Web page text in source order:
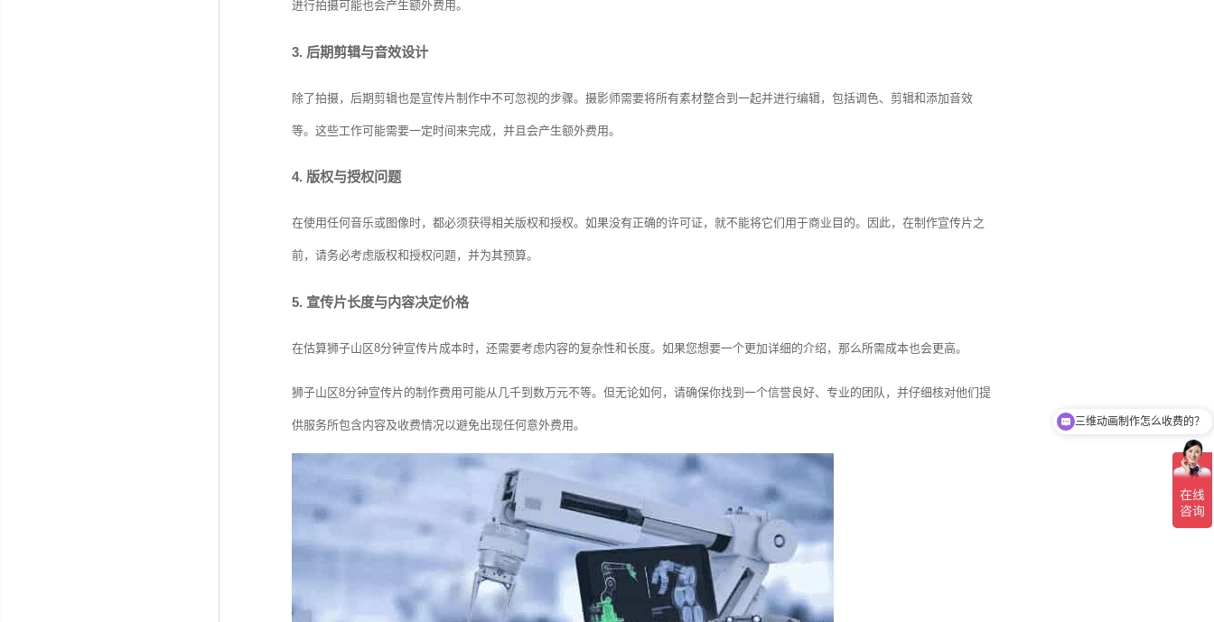
进行拍摄可能也会产生额外费用。
3. 后期剪辑与音效设计
除了拍摄，后期剪辑也是宣传片制作中不可忽视的步骤。摄影师需要将所有素材整合到一起并进行编辑，包括调色、剪辑和添加音效
等。这些工作可能需要一定时间来完成，并且会产生额外费用。
4. 版权与授权问题
在使用任何音乐或图像时，都必须获得相关版权和授权。如果没有正确的许可证，就不能将它们用于商业目的。因此，在制作宣传片之
前，请务必考虑版权和授权问题，并为其预算。
5. 宣传片长度与内容决定价格
在估算狮子山区8分钟宣传片成本时，还需要考虑内容的复杂性和长度。如果您想要一个更加详细的介绍，那么所需成本也会更高。
狮子山区8分钟宣传片的制作费用可能从几千到数万元不等。但无论如何，请确保你找到一个信誉良好、专业的团队，并仔细核对他们提
供服务所包含内容及收费情况以避免出现任何意外费用。 三维动画制作怎么收费的？